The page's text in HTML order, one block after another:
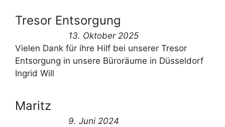
Tresor Entsorgung
13. Oktober 2025
Vielen Dank für ihre Hilf bei unserer Tresor
Entsorgung in unsere Büroräume in Düsseldorf
Ingrid Will
Maritz
9. Juni 2024